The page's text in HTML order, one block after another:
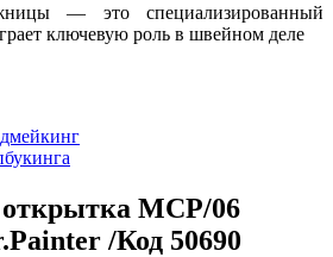
— это специализированный
ключевую роль в швейном деле
MCP/06
/Код 50690